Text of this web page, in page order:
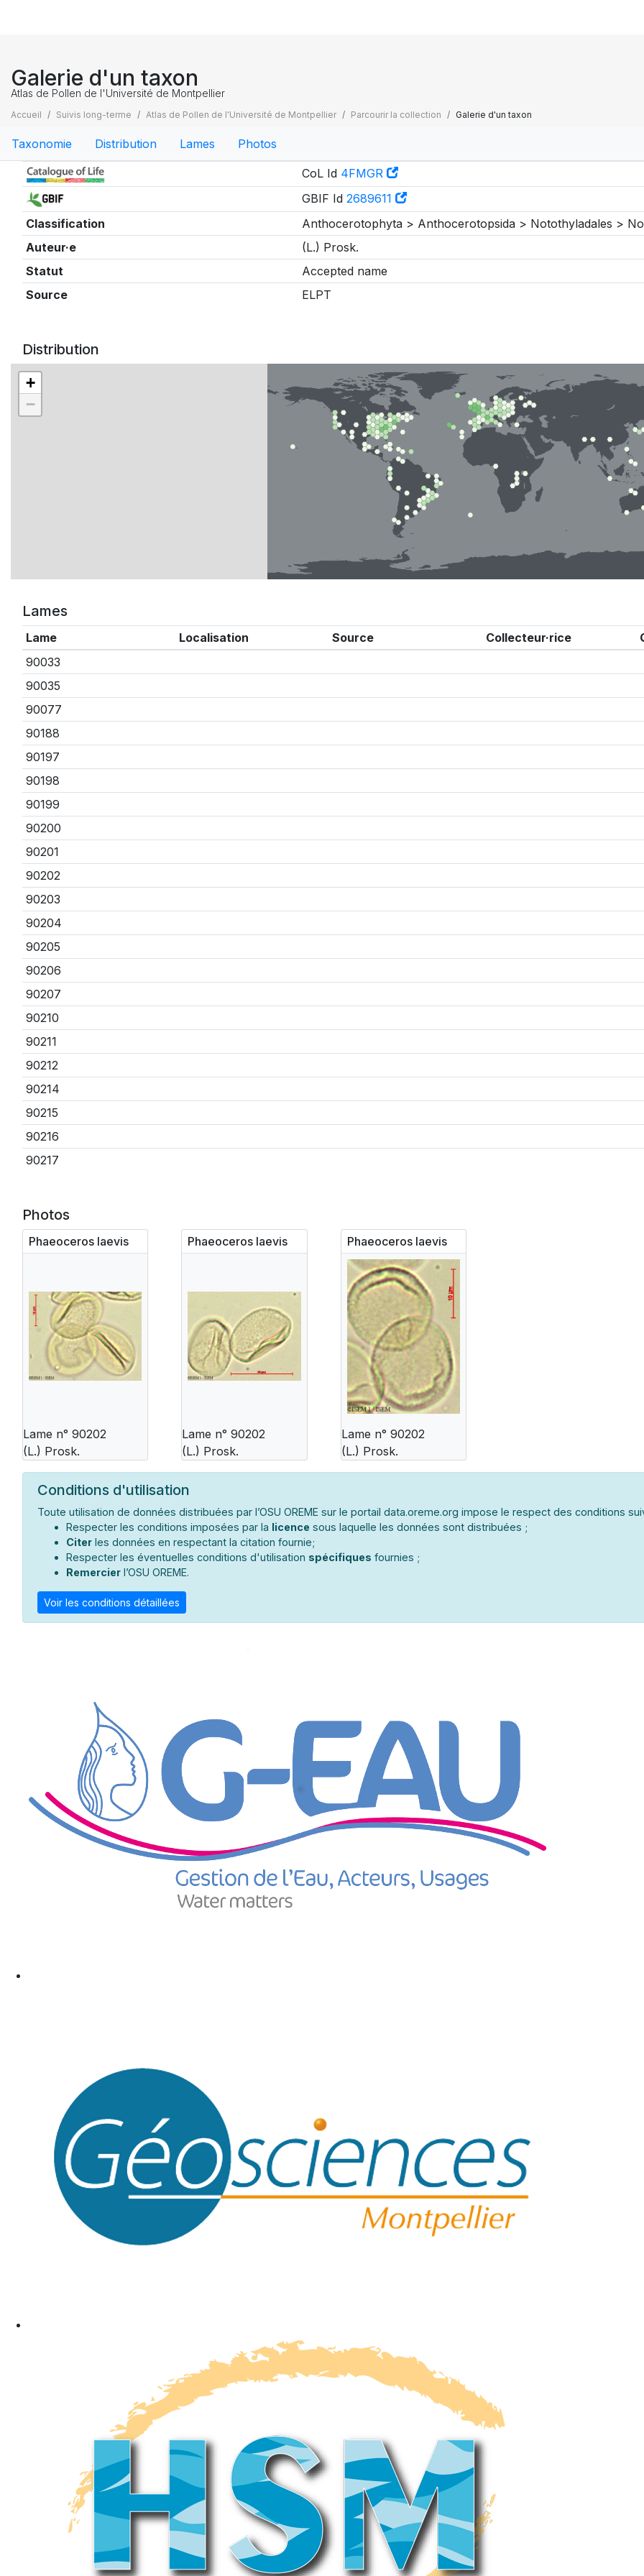
Galerie d'un taxon
Atlas de Pollen de l'Université de Montpellier
Accueil Suivis long-terme Atlas de Pollen de l'Université de Montpellier Parcourir la collection Galerie d'un taxon
Taxonomie Distribution Lames Photos
Taxonomie
CoL Id 4FMGR
GBIF Id 2689611
Classification
Anthocerotophyta > Anthocerotopsida > Notothyladales >
Auteur·e
(L.) Prosk.
Statut
Accepted name
Source
ELPT
Distribution
+
−
Lames
Lame Localisation Source Collecteur·rice
90033
90035
90077
90188
90197
90198
90199
90200
90201
90202
90203
90204
90205
90206
90207
90210
90211
90212
90214
90215
90216
90217
Photos
Phaeoceros laevis
Lame n° 90202
(L.) Prosk.
Phaeoceros laevis
Lame n° 90202
(L.) Prosk.
Phaeoceros laevis
Lame n° 90202
(L.) Prosk.
Conditions d'utilisation
Toute utilisation de données distribuées par l’OSU OREME sur le portail data.oreme.org impose le respect des conditions
Respecter les conditions imposées par la licence sous laquelle les données sont distribuées ;
Citer les données en respectant la citation fournie;
Respecter les éventuelles conditions d'utilisation spécifiques fournies ;
Remercier l’OSU OREME.
Voir les conditions détaillées